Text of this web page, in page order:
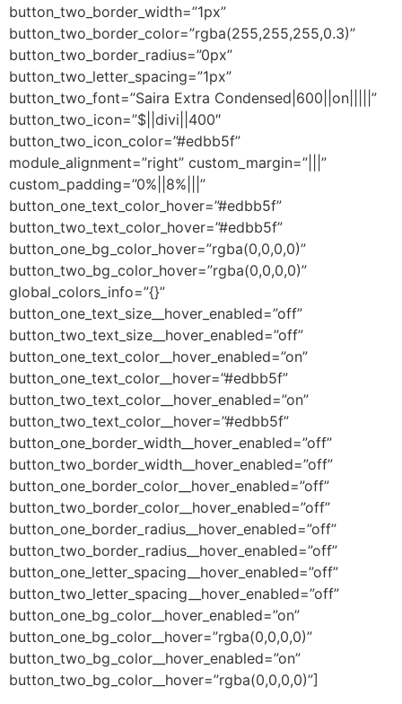
button_two_border_width=”1px”
button_two_border_color=”rgba(255,255,255,0.3)”
button_two_border_radius=”0px”
button_two_letter_spacing=”1px”
button_two_font=”Saira Extra Condensed|600||on|||||”
button_two_icon=”$||divi||400″
button_two_icon_color=”#edbb5f”
module_alignment=”right” custom_margin=”|||”
custom_padding=”0%||8%|||”
button_one_text_color_hover=”#edbb5f”
button_two_text_color_hover=”#edbb5f”
button_one_bg_color_hover=”rgba(0,0,0,0)”
button_two_bg_color_hover=”rgba(0,0,0,0)”
global_colors_info=”{}”
button_one_text_size__hover_enabled=”off”
button_two_text_size__hover_enabled=”off”
button_one_text_color__hover_enabled=”on”
button_one_text_color__hover=”#edbb5f”
button_two_text_color__hover_enabled=”on”
button_two_text_color__hover=”#edbb5f”
button_one_border_width__hover_enabled=”off”
button_two_border_width__hover_enabled=”off”
button_one_border_color__hover_enabled=”off”
button_two_border_color__hover_enabled=”off”
button_one_border_radius__hover_enabled=”off”
button_two_border_radius__hover_enabled=”off”
button_one_letter_spacing__hover_enabled=”off”
button_two_letter_spacing__hover_enabled=”off”
button_one_bg_color__hover_enabled=”on”
button_one_bg_color__hover=”rgba(0,0,0,0)”
button_two_bg_color__hover_enabled=”on”
button_two_bg_color__hover=”rgba(0,0,0,0)”]